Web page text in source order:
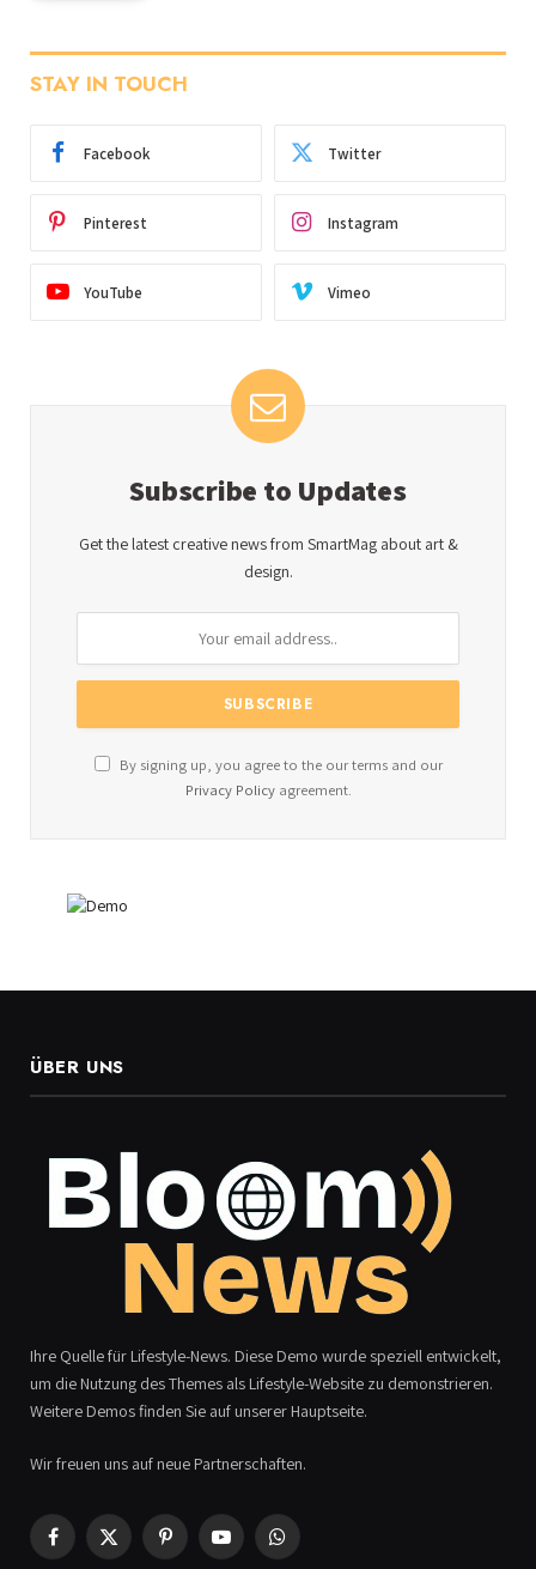
STAY IN TOUCH
Facebook Twitter
Pinterest Instagram
YouTube Vimeo
Subscribe to Updates
Get the latest creative news from SmartMag about art &
design.
By signing up, you agree to the our terms and our
Privacy Policyagreement.
ÜBER UNS
Ihre Quelle für Lifestyle-News. Diese Demo wurde speziell entwickelt,
um die Nutzung des Themes als Lifestyle-Website zu demonstrieren.
Weitere Demos finden Sie auf unserer Hauptseite.
Wir freuen uns auf neue Partnerschaften.
Facebook
X
PinterestYouTubeWhatsApp